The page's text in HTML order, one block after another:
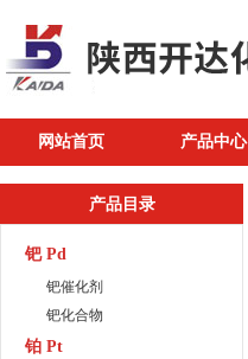
网站首页 产品中心
产品目录
钯 Pd
钯催化剂
钯化合物
铂 Pt